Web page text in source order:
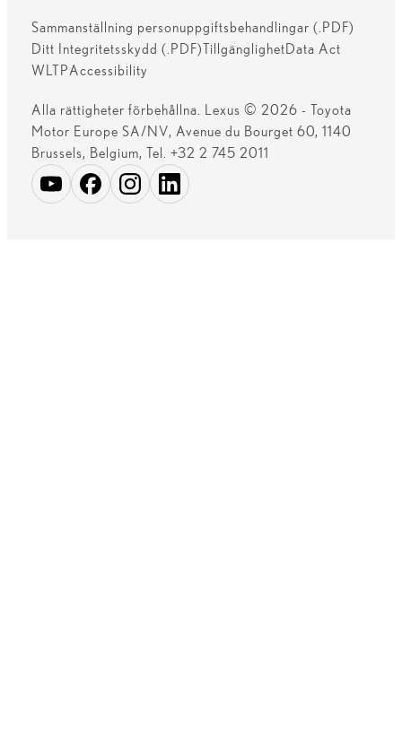
Sammanställning personuppgiftsbehandlingar (.PDF)
Ditt Integritetsskydd (.PDF)TillgänglighetData Act
WLTPAccessibility
Alla rättigheter förbehållna. Lexus © 2026 - Toyota
Motor Europe SA/NV, Avenue du Bourget 60, 1140
Brussels, Belgium, Tel. +32 2 745 2011